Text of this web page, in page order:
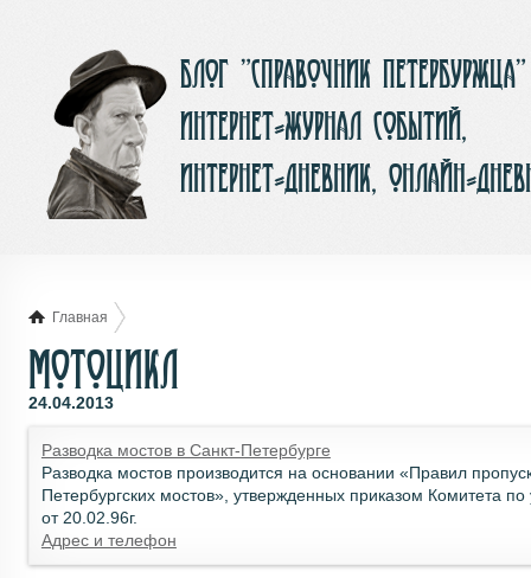
Блог ”Справочник Петербуржца”
интернет-журнал событий,
интернет-дневник, онлайн-
Главная
Мотоцикл
24.04.2013
Разводка мостов в Санкт-Петербурге
Разводка мостов производится на основании «Правил
Петербургских мостов», утвержденных приказом Комитета
от 20.02.96г.
Адрес и телефон